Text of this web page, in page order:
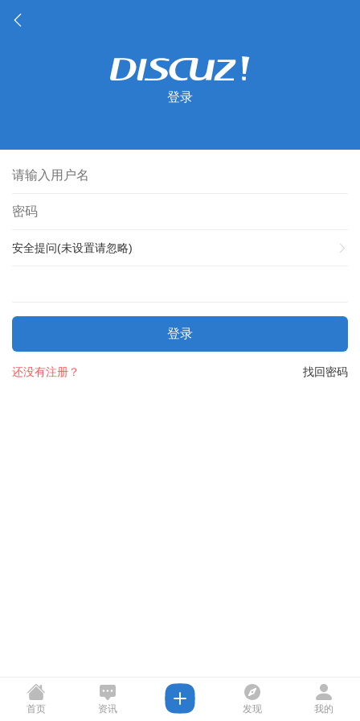
登录
安全提问(未设置请忽略)
登录
找回密码
还没有注册？
首页 资讯 发现 我的